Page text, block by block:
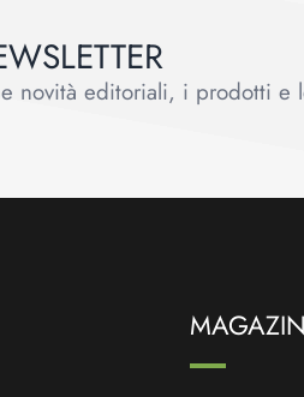
novità editoriali, i prodotti e